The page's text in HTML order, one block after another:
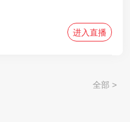
进入直播
全部 >